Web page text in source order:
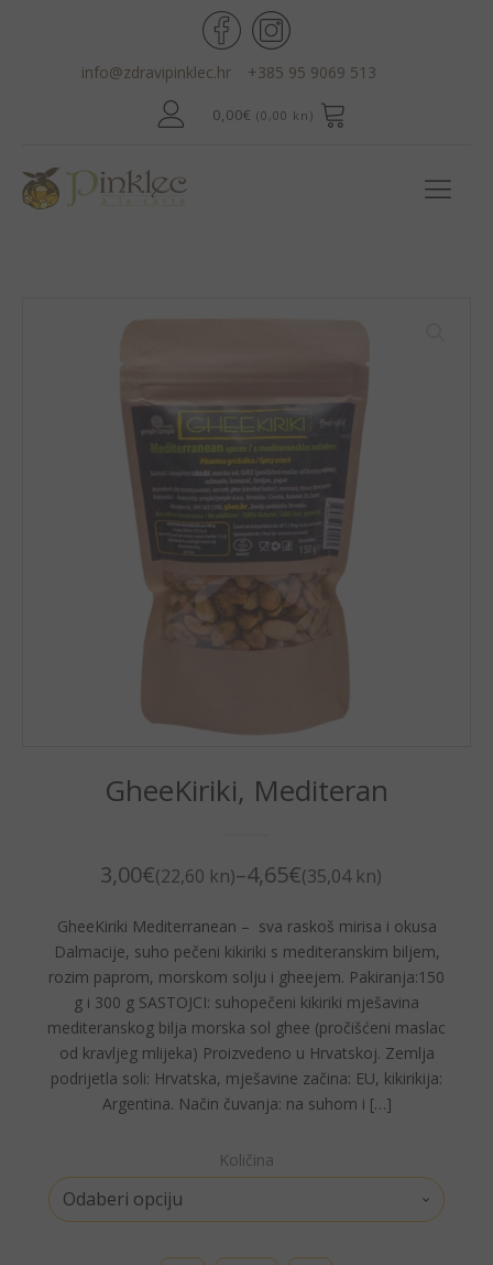
info@zdravipinklec.hr +385 95 9069 513
0,00€ (0,00 kn)
GheeKiriki, Mediteran
3,00€(22,60 kn)–4,65€(35,04 kn)
GheeKiriki Mediterranean – sva raskoš mirisa i okusa
Dalmacije, suho pečeni kikiriki s mediteranskim biljem,
rozim paprom, morskom solju i gheejem. Pakiranja:150
g i 300 g SASTOJCI: suhopečeni kikiriki mješavina
mediteranskog bilja morska sol ghee (pročišćeni maslac
od kravljeg mlijeka) Proizvedeno u Hrvatskoj. Zemlja
podrijetla soli: Hrvatska, mješavine začina: EU, kikirikija:
Argentina. Način čuvanja: na suhom i […]
Količina